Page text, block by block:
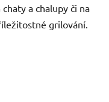
chaty a chalupy či na
grilování.